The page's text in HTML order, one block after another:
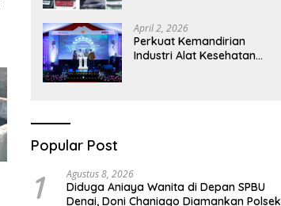
Pemberitaan
April 2, 2026
Perkuat Kemandirian
Industri Alat Kesehatan
Popular Post
1 Agustus 8, 2026
Diduga Aniaya Wanita di Depan SPBU
Denai, Doni Chaniago Diamankan Polsek